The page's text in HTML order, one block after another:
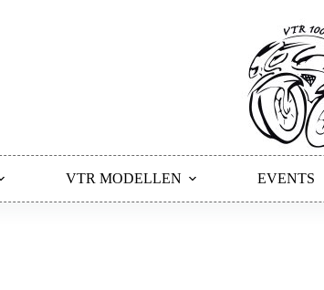
VTR MODELLEN EVENTS